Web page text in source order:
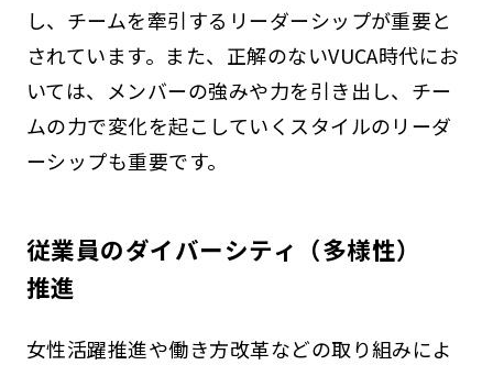
し、チームを牽引するリーダーシップが重要と
されています。また、正解のないVUCA時代にお
いては、メンバーの強みや力を引き出し、チー
ムの力で変化を起こしていくスタイルのリーダ
ーシップも重要です。
従業員のダイバーシティ（多様性）
推進
女性活躍推進や働き方改革などの取り組みによ